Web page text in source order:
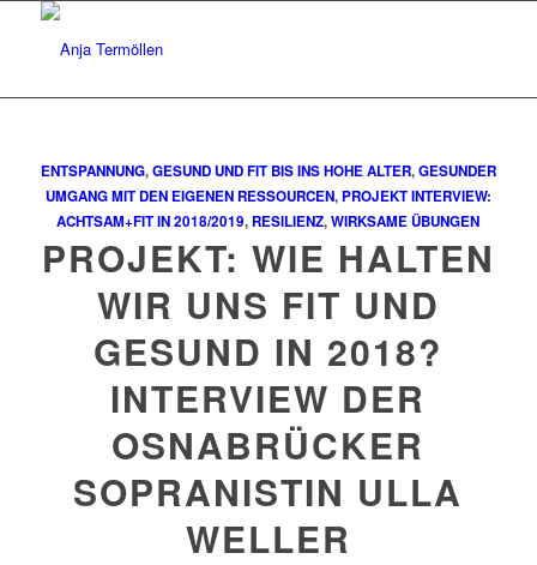
ENTSPANNUNG,GESUND UND FIT BIS INS HOHE ALTER,GESUNDER
UMGANG MIT DEN EIGENEN RESSOURCEN,PROJEKT INTERVIEW:
ACHTSAM+FIT IN 2018/2019, RESILIENZ,WIRKSAME ÜBUNGEN
PROJEKT: WIE HALTEN
WIR UNS FIT UND
GESUND IN 2018?
INTERVIEW DER
OSNABRÜCKER
SOPRANISTIN ULLA
WELLER